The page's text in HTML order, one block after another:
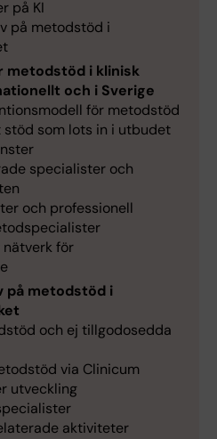
på KI
på metodstöd i
metodstöd i klinisk
och i Sverige
för metodstöd
som lots in i utbudet
specialister och
och professionell
för
på metodstöd i
och ej tillgodosedda
via Clinicum
utveckling
aktiviteter